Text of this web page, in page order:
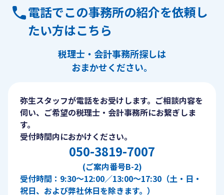
電話でこの事務所の紹介を依頼し
たい方はこちら
税理士・会計事務所探しは
おまかせください。
弥生スタッフが電話をお受けします。ご相談内容を
伺い、ご希望の税理士・会計事務所にお繋ぎしま
す。
受付時間内におかけください。
050-3819-7007
(ご案内番号B-2)
受付時間：9:30〜12:00／13:00〜17:30（土・日・
祝日、および弊社休日を除きます。）